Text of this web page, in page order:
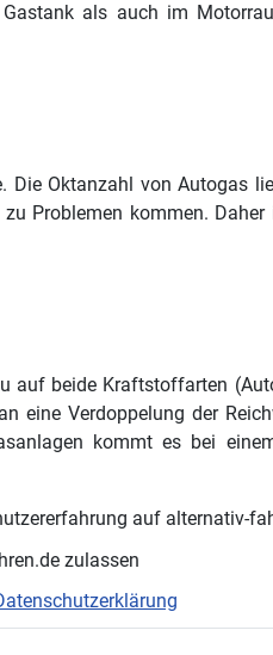
als auch im
Oktanzahl von Autogas
Problemen kommen.
auf beide Kraftstoffarten
eine Verdoppelung der
kommt es bei
auf alternativ-
zulassen